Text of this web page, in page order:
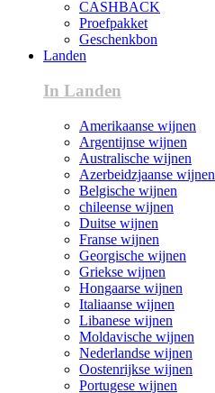
CASHBACK
Proefpakket
Geschenkbon
Landen
In Landen
Amerikaanse wijnen
Argentijnse wijnen
Australische wijnen
Azerbeidzjaanse wijnen
Belgische wijnen
chileense wijnen
Duitse wijnen
Franse wijnen
Georgische wijnen
Griekse wijnen
Hongaarse wijnen
Italiaanse wijnen
Libanese wijnen
Moldavische wijnen
Nederlandse wijnen
Oostenrijkse wijnen
Portugese wijnen